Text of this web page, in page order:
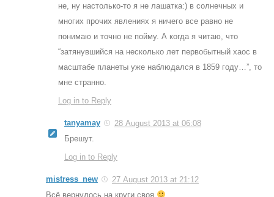
не, ну настолько-то я не лашатка:) в солнечных и
многих прочих явлениях я ничего все равно не
понимаю и точно не пойму. А когда я читаю, что
“затянувшийся на несколько лет первобытный хаос в
масштабе планеты уже наблюдался в 1859 году…”, то
мне странно.
Log in to Reply
tanyamay
28 August 2013 at 06:08
Брешут.
Log in to Reply
mistress_new
27 August 2013 at 21:12
Всё вернулось на круги своя